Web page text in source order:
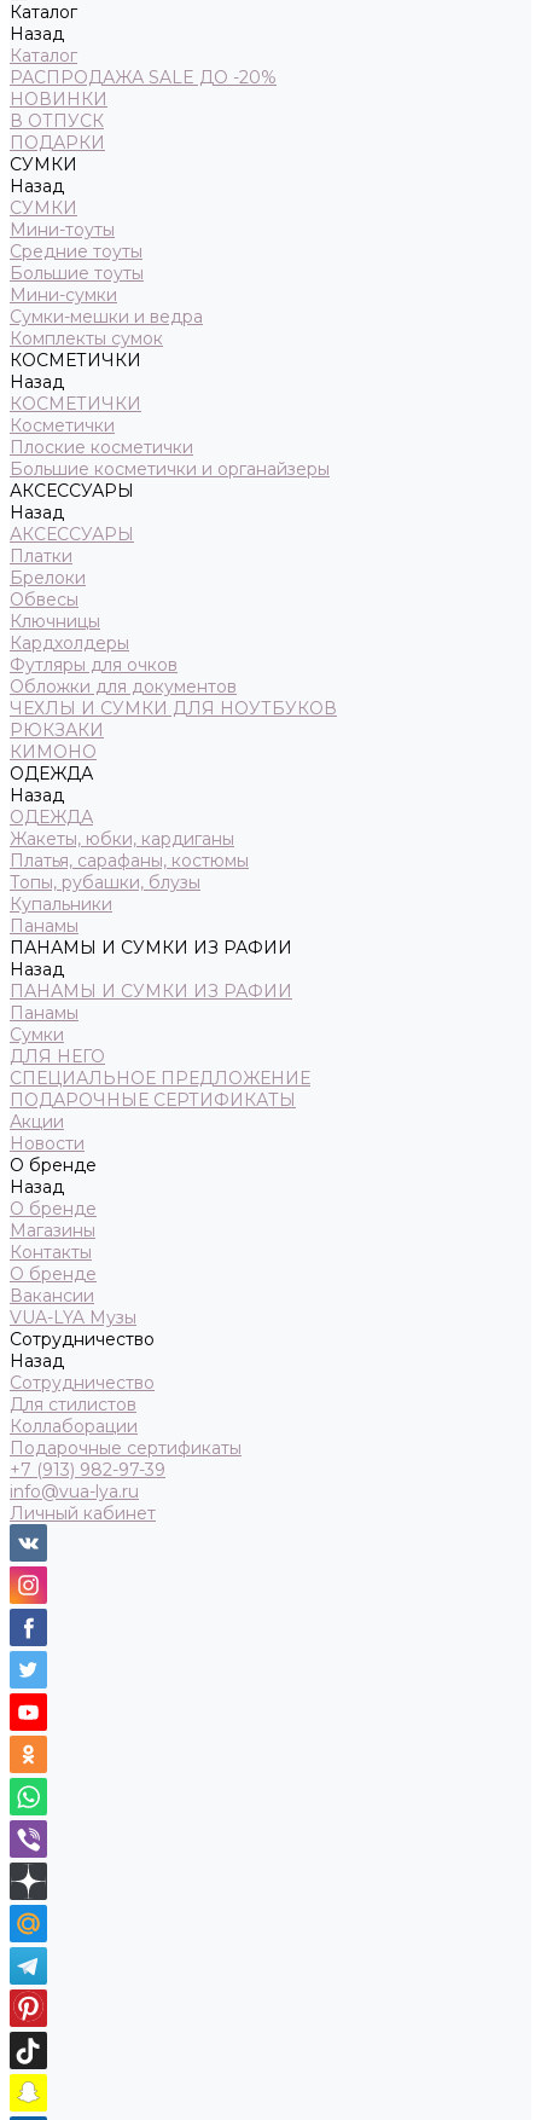
Каталог
Назад
Каталог
РАСПРОДАЖА SALE ДО -20%
НОВИНКИ
В ОТПУСК
ПОДАРКИ
СУМКИ
Назад
СУМКИ
Мини-тоуты
Средние тоуты
Большие тоуты
Мини-сумки
Сумки-мешки и ведра
Комплекты сумок
КОСМЕТИЧКИ
Назад
КОСМЕТИЧКИ
Косметички
Плоские косметички
Большие косметички и органайзеры
АКСЕССУАРЫ
Назад
АКСЕССУАРЫ
Платки
Брелоки
Обвесы
Ключницы
Кардхолдеры
Футляры для очков
Обложки для документов
ЧЕХЛЫ И СУМКИ ДЛЯ НОУТБУКОВ
РЮКЗАКИ
КИМОНО
ОДЕЖДА
Назад
ОДЕЖДА
Жакеты, юбки, кардиганы
Платья, сарафаны, костюмы
Топы, рубашки, блузы
Купальники
Панамы
ПАНАМЫ И СУМКИ ИЗ РАФИИ
Назад
ПАНАМЫ И СУМКИ ИЗ РАФИИ
Панамы
Сумки
ДЛЯ НЕГО
СПЕЦИАЛЬНОЕ ПРЕДЛОЖЕНИЕ
ПОДАРОЧНЫЕ СЕРТИФИКАТЫ
Акции
Новости
О бренде
Назад
О бренде
Магазины
Контакты
О бренде
Вакансии
VUA-LYA Музы
Сотрудничество
Назад
Сотрудничество
Для стилистов
Коллаборации
Подарочные сертификаты
+7 (913) 982-97-39
info@vua-lya.ru
Личный кабинет